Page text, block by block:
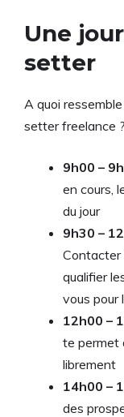
Une
setter
A quoi
setter freelance
9h00 –
en cours,
du jour
9h30 –
Contacter
qualifier
vous pour
12h00 –
te permet
librement
14h00 –
des